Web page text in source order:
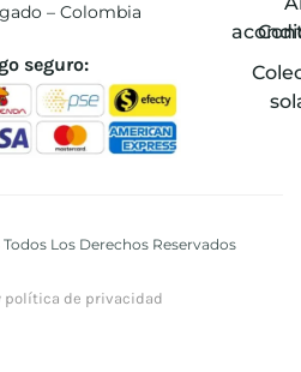
– Colombia
seguro:
Los Derechos Reservados
política de privacidad